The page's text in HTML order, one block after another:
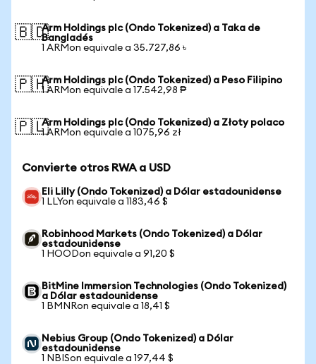
🇧🇩Arm Holdings plc (Ondo Tokenized) a Taka de
Bangladés
1 ARMon equivale a 35.727,86 ৳
🇵🇭Arm Holdings plc (Ondo Tokenized) a Peso Filipino
1 ARMon equivale a 17.542,98 ₱
🇵🇱Arm Holdings plc (Ondo Tokenized) a Złoty polaco
1 ARMon equivale a 1075,96 zł
Convierte otros RWA a USD
Eli Lilly (Ondo Tokenized) a Dólar estadounidense
1 LLYon equivale a 1183,46 $
Robinhood Markets (Ondo Tokenized) a Dólar
estadounidense
1 HOODon equivale a 91,20 $
BitMine Immersion Technologies (Ondo Tokenized)
a Dólar estadounidense
1 BMNRon equivale a 18,41 $
Nebius Group (Ondo Tokenized) a Dólar
estadounidense
1 NBISon equivale a 197,44 $